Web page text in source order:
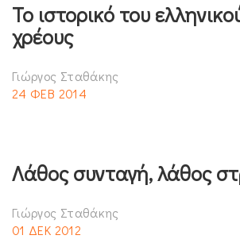
Το ιστορικό του
χρέους
Γιώργος Σταθάκης
24 ΦΕΒ 2014
Λάθος συνταγή, λάθος
Γιώργος Σταθάκης
01 ΔΕΚ 2012